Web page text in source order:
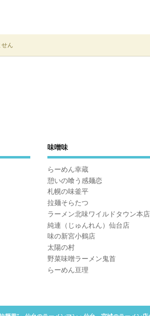
ん
味噌味
らーめん幸蔵
憩いの喰う感麺恋
札幌の味釜平
拉麺そらたつ
ラーメン北味ワイルドタウン本店
純連（じゅんれん）仙台店
味の新宮小鶴店
太陽の村
野菜味噌ラーメン鬼首
らーめん亘理